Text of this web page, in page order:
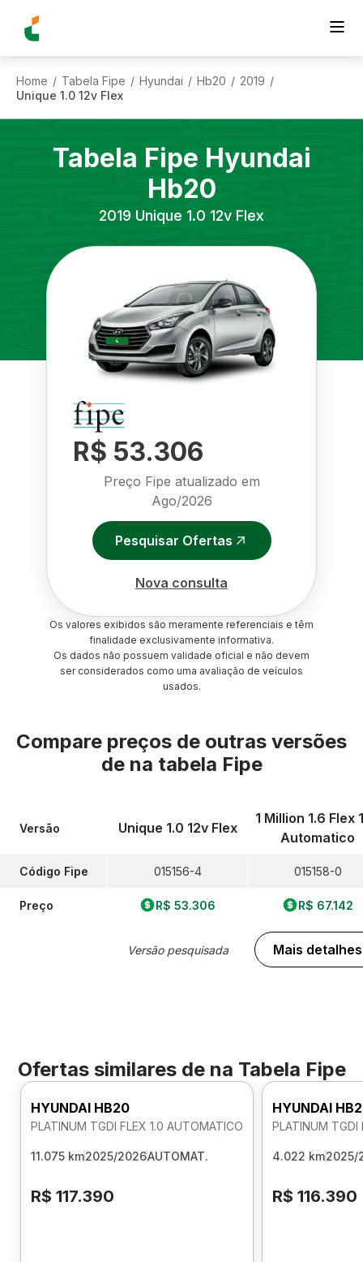
Home / Tabela Fipe / Hyundai / Hb20 / 2019 /
Unique 1.0 12v Flex
Tabela Fipe Hyundai
Hb20
2019 Unique 1.0 12v Flex
R$ 53.306
Preço Fipe atualizado em
Ago/2026
Pesquisar Ofertas
Nova consulta
Os valores exibidos são meramente referenciais e têm
finalidade exclusivamente informativa.
Os dados não possuem validade oficial e não devem
ser considerados como uma avaliação de veículos
usados.
Compare preços de outras versões
de na tabela Fipe
Versão
Código Fipe
Preço
Unique 1.0 12v Flex
015156-4
R$ 53.306
Versão pesquisada
1 Million 1.6 Flex
Automatico
015158-0
R$ 67.142
Mais detalhes
Ofertas similares de na Tabela Fipe
HYUNDAI HB20
PLATINUM TGDI FLEX 1.0 AUTOMATICO
11.075 km2025/2026AUTOMAT.
R$ 117.390
HYUNDAI
PLATINUM TGDI
4.022 km2025/
R$ 116.390